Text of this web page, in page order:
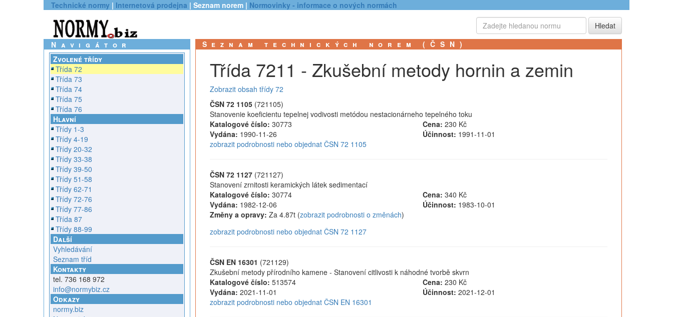
Technické normy | Internetová prodejna | Seznam norem | Normovinky - informace o nových normách
Navigátor
Zvolené třídy
Třída 72
Třída 73
Třída 74
Třída 75
Třída 76
Hlavní
Třídy 1-3
Třídy 4-19
Třídy 20-32
Třídy 33-38
Třídy 39-50
Třídy 51-58
Třídy 62-71
Třídy 72-76
Třídy 77-86
Třída 87
Třídy 88-99
Další
Vyhledávání
Seznam tříd
Kontakty
tel. 736 168 972
info@normybiz.cz
Odkazy
normy.biz
Seznam technických norem (ČSN)
Třída 7211 - Zkušební metody hornin a zemin
Zobrazit obsah třídy 72
ČSN 72 1105(721105)
Stanovenie koeficientu tepelnej vodivosti metódou nestacionárneho tepelného toku
Katalogové číslo: 30773 Cena: 230 Kč
Vydána: 1990-11-26 Účinnost: 1991-11-01
zobrazit podrobnosti nebo objednat ČSN 72 1105
ČSN 72 1127(721127)
Stanovení zrnitosti keramických látek sedimentací
Katalogové číslo: 30774 Cena: 340 Kč
Vydána: 1982-12-06 Účinnost: 1983-10-01
Změny a opravy: Za 4.87t (zobrazit podrobnosti o změnách)
zobrazit podrobnosti nebo objednat ČSN 72 1127
ČSN EN 16301 (721129)
Zkušební metody přírodního kamene - Stanovení citlivosti k náhodné tvorbě skvrn
Katalogové číslo: 513574 Cena: 230 Kč
Vydána: 2021-11-01 Účinnost: 2021-12-01
zobrazit podrobnosti nebo objednat ČSN EN 16301